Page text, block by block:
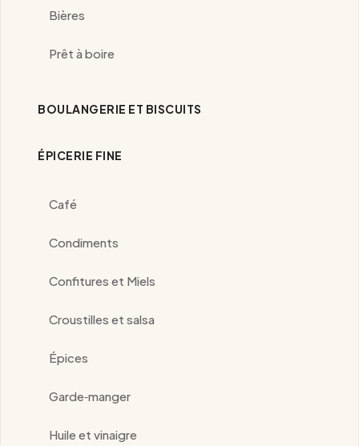
Bières
Prêt à boire
BOULANGERIE ET BISCUITS
ÉPICERIE FINE
Café
Condiments
Confitures et Miels
Croustilles et salsa
Épices
Garde‑manger
Huile et vinaigre